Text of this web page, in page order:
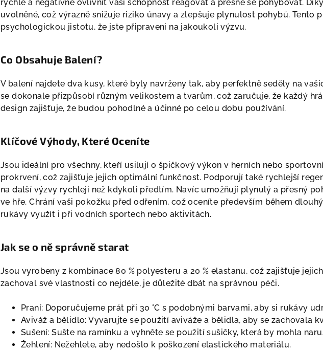
rychle a negativně ovlivnit vaši schopnost reagovat a přesně se pohybovat.
uvolněné, což výrazně snižuje riziko únavy a zlepšuje plynulost pohybů. Tento
psychologickou jistotu, že jste připraveni na jakoukoli výzvu.
Co Obsahuje Balení?
V balení najdete dva kusy, které byly navrženy tak, aby perfektně seděly na
se dokonale přizpůsobí různým velikostem a tvarům, což zaručuje, že každý
design zajišťuje, že budou pohodlné a účinné po celou dobu používání.
Klíčové Výhody, Které Oceníte
Jsou ideální pro všechny, kteří usilují o špičkový výkon v herních nebo
prokrvení, což zajišťuje jejich optimální funkčnost. Podporují také rychlejší
na další výzvy rychleji než kdykoli předtím. Navíc umožňují plynulý a přesný
ve hře. Chrání vaši pokožku před odřením, což oceníte především během
rukávy využít i při vodních sportech nebo aktivitách.
Jak se o ně správně starat
Jsou vyrobeny z kombinace 80 % polyesteru a 20 % elastanu, což zajišťuje
zachoval své vlastnosti co nejdéle, je důležité dbát na správnou péči.
Praní: Doporučujeme prát při 30 °C s podobnými barvami, aby si rukávy
Aviváž a bělidlo: Vyvarujte se použití aviváže a bělidla, aby se zachovala
Sušení: Sušte na ramínku a vyhněte se použití sušičky, která by mohla
Žehlení: Nežehlete, aby nedošlo k poškození elastického materiálu.